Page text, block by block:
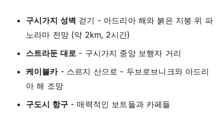
구시가지 성벽 걷기 - 아드리아 해와 붉은 지붕 위 파
노라마 전망 (약 2km, 2시간)
스트라둔 대로 - 구시가지 중앙 보행자 거리
케이블카- 스르지 산으로 - 두브로브니크와 아드리
아 해 조망
구도시 항구- 매력적인 보트들과 카페들